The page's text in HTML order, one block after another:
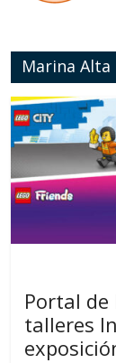
Marina Alta
Portal
talleres